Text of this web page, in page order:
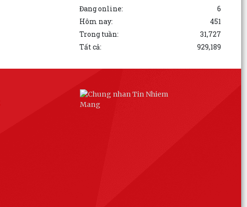
Đang online:
6
Hôm nay:
451
Trong tuần:
31,727
Tất cả:
929,189